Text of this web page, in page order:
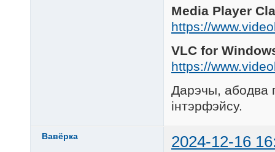
Media Player
https://
VLC for
https://
Дарэчы, абодва
інтэрфэйсу.
Вавёрка 2024-12-16